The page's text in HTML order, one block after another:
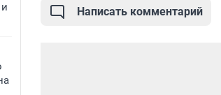
Написать комментарий